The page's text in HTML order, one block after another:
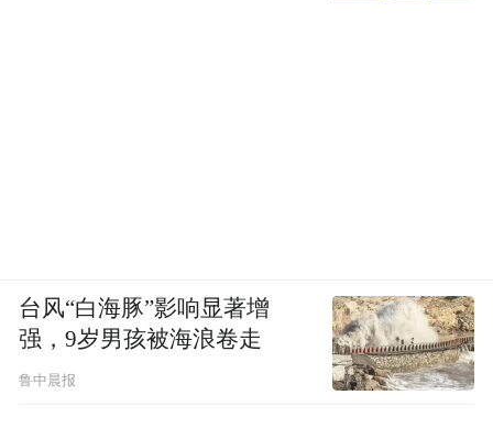
台风“白海豚”影响显著增
强，9岁男孩被海浪卷走
鲁中晨报